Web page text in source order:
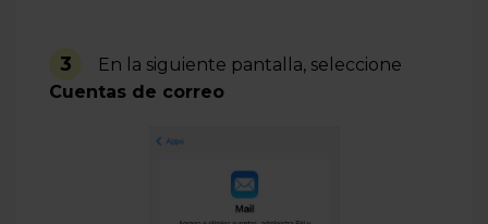
3
En la siguiente pantalla, seleccione
Cuentas de correo